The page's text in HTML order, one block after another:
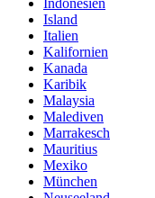
Indonesien
Island
Italien
Kalifornien
Kanada
Karibik
Malaysia
Malediven
Marrakesch
Mauritius
Mexiko
München